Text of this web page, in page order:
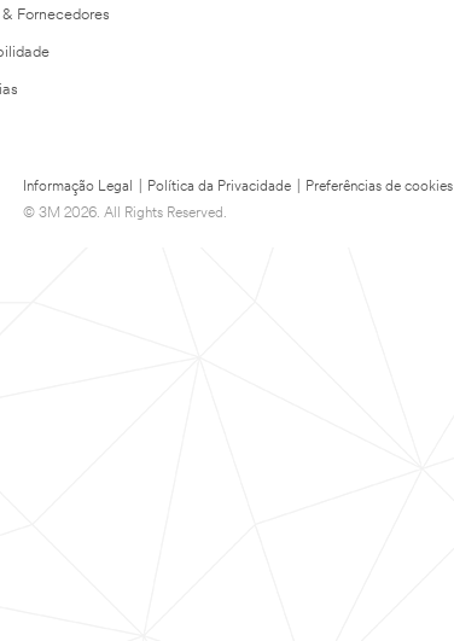
& Fornecedores
Informação Legal Política da Privacidade
Preferências de cookies
© 3M 2026. All Rights Reserved.